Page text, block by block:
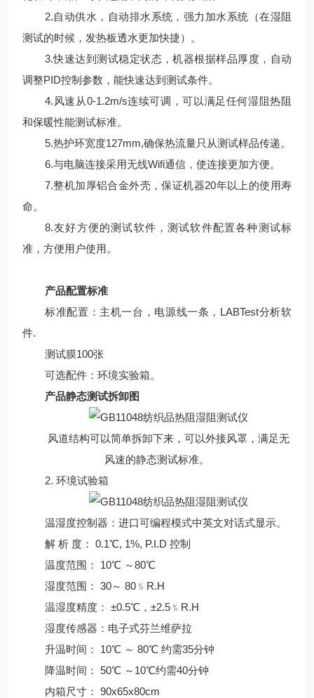
2.自动供水，自动排水系统，强力加水系统（在湿阻
测试的时候，发热板透水更加快捷）。
3.快速达到测试稳定状态，机器根据样品厚度，自动
调整PID控制参数，能快速达到测试条件。
4.风速从0-1.2m/s连续可调，可以满足任何湿阻热阻
和保暖性能测试标准。
5.热护环宽度127mm,确保热流量只从测试样品传递。
6.与电脑连接采用无线Wifi通信，使连接更加方便。
7.整机加厚铝合金外壳，保证机器20年以上的使用寿
命。
8.友好方便的测试软件，测试软件配置各种测试标
准，方便用户使用。
产品配置标准
标准配置：主机一台，电源线一条，LABTest分析软
件.
测试膜100张
可选配件：环境实验箱。
产品静态测试拆卸图
风道结构可以简单拆卸下来，可以外接风罩，满足无
风速的静态测试标准。
2. 环境试验箱
温湿度控制器：进口可编程模式中英文对话式显示。
解 析 度： 0.1℃, 1%, P.I.D 控制
温度范围： 10℃ ～80℃
湿度范围： 30～ 80﹪R.H
温湿度精度： ±0.5℃，±2.5﹪R.H
湿度传感器：电子式芬兰维萨拉
升温时间： 10℃ ～ 80℃ 约需35分钟
降温时间： 50℃ ～10℃约需40分钟
内箱尺寸： 90x65x80cm